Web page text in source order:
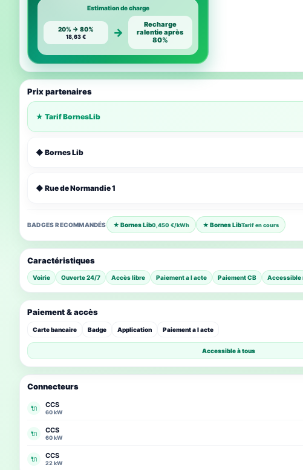
Estimation de charge
20% → 80%
18,63 € →
Recharge
ralentie après
80%
Prix partenaires
★ Tarif BornesLib
◆ Bornes Lib
◆ Rue de Normandie 1
BADGES RECOMMANDÉS ★ Bornes Lib0,450 €/kWh ★ Bornes LibTarif en cours
Caractéristiques
Voirie Ouverte 24/7 Accès libre Paiement a l acte Paiement CB Accessible
Connecteurs
🔌 CCS
60 kW
🔌 CCS
60 kW
🔌 CCS
22 kW
Paiement & accès
Carte bancaire Badge Application Paiement a l acte
Accessible à tous